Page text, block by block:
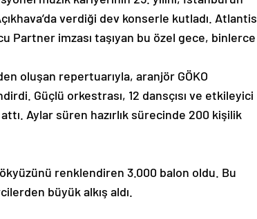
verdiği dev konserle kutladı. Atlantis
Partner imzası taşıyan bu özel gece, binlerce
oluşan repertuarıyla, aranjör GÖKO
Güçlü orkestrası, 12 dansçısı ve etkileyici
Aylar süren hazırlık sürecinde 200 kişilik
renklendiren 3.000 balon oldu. Bu
büyük alkış aldı.